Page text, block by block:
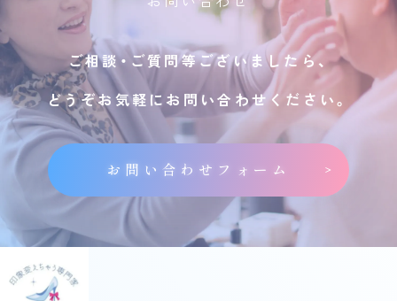
ご相談・ご質問等ございましたら、
どうぞお気軽にお問い合わせください。
お問い合わせフォーム